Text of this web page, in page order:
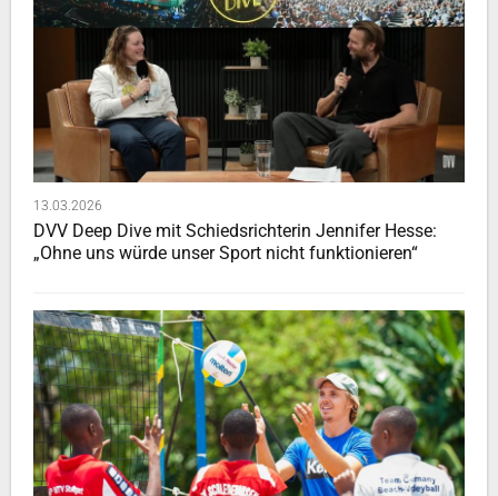
13.03.2026
DVV Deep Dive mit Schiedsrichterin Jennifer Hesse:
„Ohne uns würde unser Sport nicht funktionieren“